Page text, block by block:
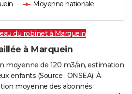
Moyenne nationale
du robinet à Marquein
à Marquein
moyenne de 120 m3/an, estimation
enfants (Source : ONSEA). À
moyenne des abonnés